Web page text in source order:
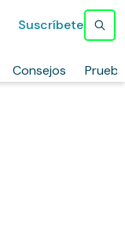
Consejos
Suscríbete